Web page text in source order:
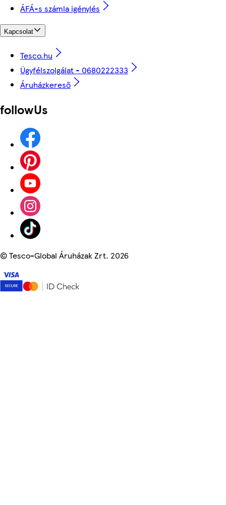
ÁFÁ-s számla igénylés
Kapcsolat
Tesco.hu
Ügyfélszolgálat - 0680222333
Áruházkereső
followUs
©Tesco-Global Áruházak Zrt. 2026